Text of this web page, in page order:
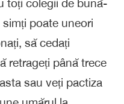
toți colegii de bună-
poate uneori
să cedați
retrageți până trece
sau veți pactiza